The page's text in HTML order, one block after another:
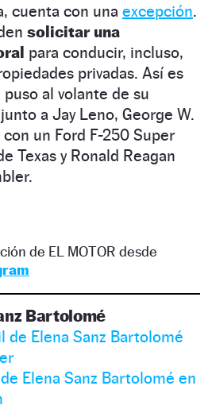
cuenta con una excepción.
solicitar una
para conducir, incluso,
privadas. Así es
al volante de su
a Jay Leno, George W.
un Ford F-250 Super
Texas y Ronald Reagan
de EL MOTOR desde
Bartolomé
de Elena Sanz Bartolomé
Elena Sanz Bartolomé en